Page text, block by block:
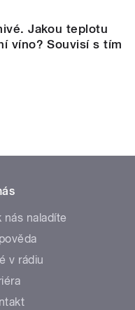
Jakou teplotu
víno? Souvisí s tím
nás naladíte
v rádiu